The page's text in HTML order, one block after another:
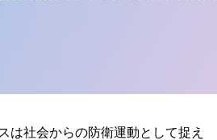
は社会からの防衛運動として捉え